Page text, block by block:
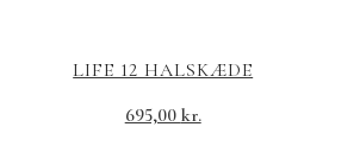
LIFE 12 HALSKÆDE
695,00 kr.